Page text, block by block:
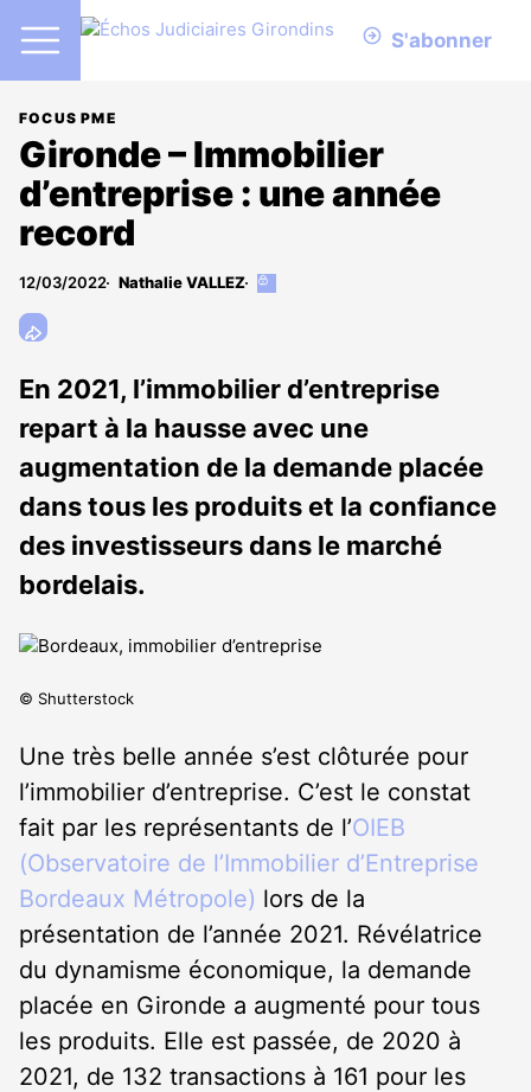
S'abonner
FOCUS PME
Gironde – Immobilier
d’entreprise : une année
record
12/03/2022 Nathalie VALLEZ
Cet
abonnés
En 2021, l’immobilier d’entreprise
repart à la hausse avec une
augmentation de la demande placée
dans tous les produits et la confiance
des investisseurs dans le marché
bordelais.
© Shutterstock
Une très belle année s’est clôturée pour
l’immobilier d’entreprise. C’est le constat
fait par les représentants de l’OIEB
(Observatoire de l’Immobilier d’Entreprise
Bordeaux Métropole) lors de la
présentation de l’année 2021. Révélatrice
du dynamisme économique, la demande
placée en Gironde a augmenté pour tous
les produits. Elle est passée, de 2020 à
2021, de 132 transactions à 161 pour les